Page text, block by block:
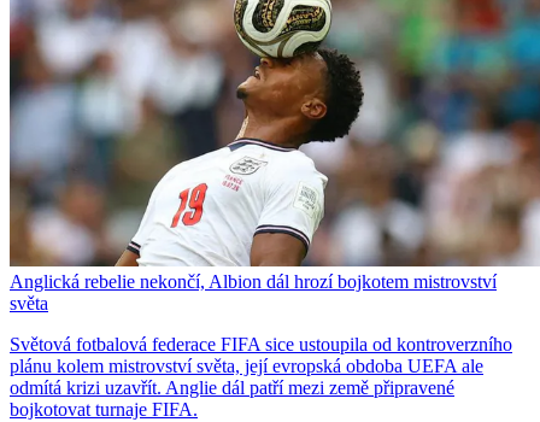
Anglická rebelie nekončí, Albion dál hrozí bojkotem mistrovství
světa
Světová fotbalová federace FIFA sice ustoupila od kontroverzního
plánu kolem mistrovství světa, její evropská obdoba UEFA ale
odmítá krizi uzavřít. Anglie dál patří mezi země připravené
bojkotovat turnaje FIFA.